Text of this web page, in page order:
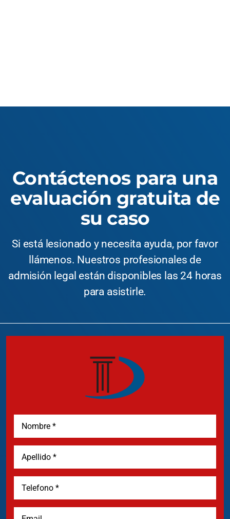
Contáctenos para una
evaluación gratuita de
su caso
Si está lesionado y necesita ayuda, por favor
llámenos. Nuestros profesionales de
admisión legal están disponibles las 24 horas
para asistirle.